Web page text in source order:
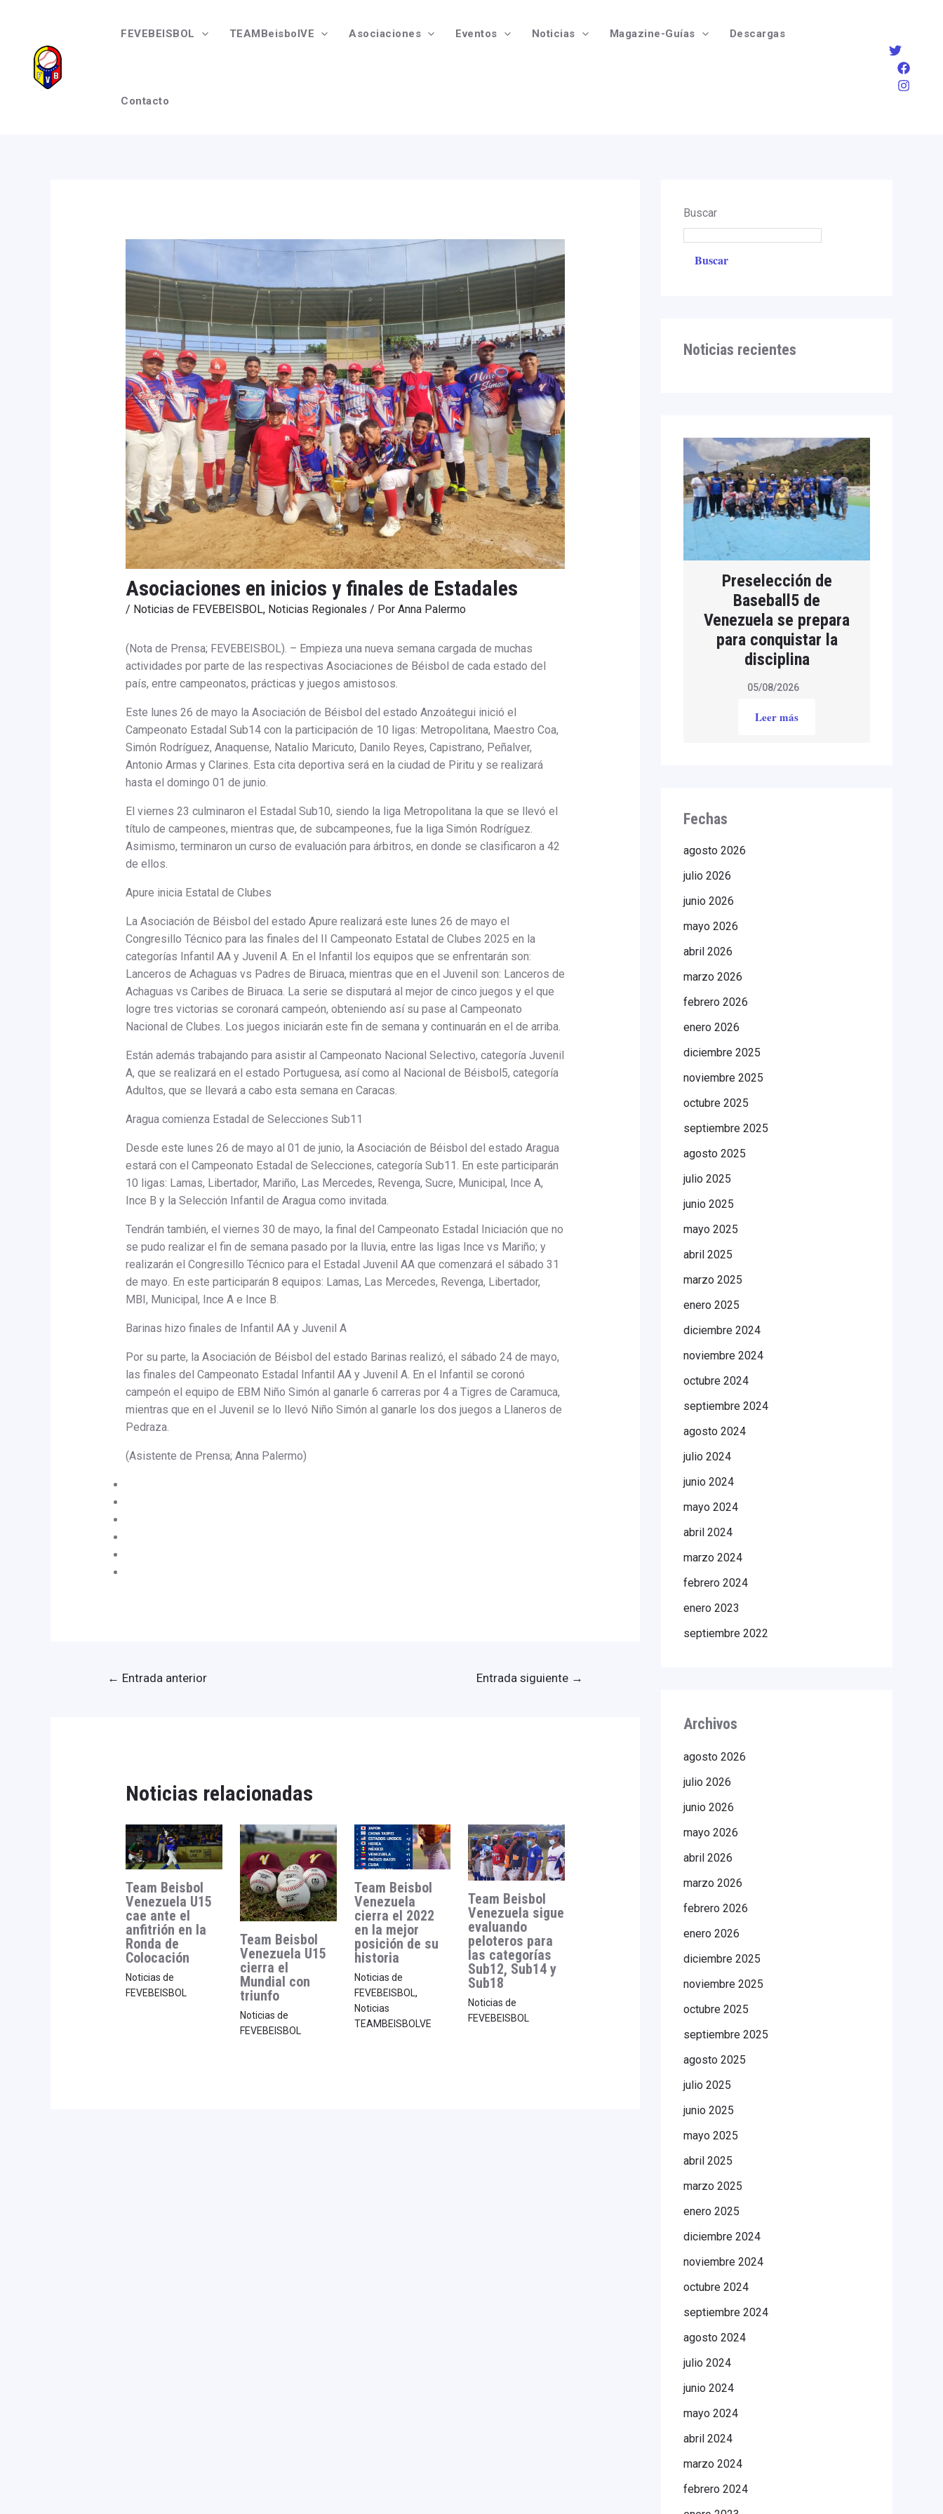
contenido
FEVEBEISBOL TEAMBeisbolVE Asociaciones Eventos Noticias Magazine-Guías Descargas
Contacto
Asociaciones en inicios y finales de Estadales
/ Noticias de FEVEBEISBOL, Noticias Regionales / Por Anna Palermo
(Nota de Prensa; FEVEBEISBOL). – Empieza una nueva semana cargada de muchas
actividades por parte de las respectivas Asociaciones de Béisbol de cada estado del
país, entre campeonatos, prácticas y juegos amistosos.
Este lunes 26 de mayo la Asociación de Béisbol del estado Anzoátegui inició el
Campeonato Estadal Sub14 con la participación de 10 ligas: Metropolitana, Maestro Coa,
Simón Rodríguez, Anaquense, Natalio Maricuto, Danilo Reyes, Capistrano, Peñalver,
Antonio Armas y Clarines. Esta cita deportiva será en la ciudad de Piritu y se realizará
hasta el domingo 01 de junio.
El viernes 23 culminaron el Estadal Sub10, siendo la liga Metropolitana la que se llevó el
título de campeones, mientras que, de subcampeones, fue la liga Simón Rodríguez.
Asimismo, terminaron un curso de evaluación para árbitros, en donde se clasificaron a 42
de ellos.
Apure inicia Estatal de Clubes
La Asociación de Béisbol del estado Apure realizará este lunes 26 de mayo el
Congresillo Técnico para las finales del II Campeonato Estatal de Clubes 2025 en la
categorías Infantil AA y Juvenil A. En el Infantil los equipos que se enfrentarán son:
Lanceros de Achaguas vs Padres de Biruaca, mientras que en el Juvenil son: Lanceros de
Achaguas vs Caribes de Biruaca. La serie se disputará al mejor de cinco juegos y el que
logre tres victorias se coronará campeón, obteniendo así su pase al Campeonato
Nacional de Clubes. Los juegos iniciarán este fin de semana y continuarán en el de arriba.
Están además trabajando para asistir al Campeonato Nacional Selectivo, categoría Juvenil
A, que se realizará en el estado Portuguesa, así como al Nacional de Béisbol5, categoría
Adultos, que se llevará a cabo esta semana en Caracas.
Aragua comienza Estadal de Selecciones Sub11
Desde este lunes 26 de mayo al 01 de junio, la Asociación de Béisbol del estado Aragua
estará con el Campeonato Estadal de Selecciones, categoría Sub11. En este participarán
10 ligas: Lamas, Libertador, Mariño, Las Mercedes, Revenga, Sucre, Municipal, Ince A,
Ince B y la Selección Infantil de Aragua como invitada.
Tendrán también, el viernes 30 de mayo, la final del Campeonato Estadal Iniciación que no
se pudo realizar el fin de semana pasado por la lluvia, entre las ligas Ince vs Mariño; y
realizarán el Congresillo Técnico para el Estadal Juvenil AA que comenzará el sábado 31
de mayo. En este participarán 8 equipos: Lamas, Las Mercedes, Revenga, Libertador,
MBI, Municipal, Ince A e Ince B.
Barinas hizo finales de Infantil AA y Juvenil A
Por su parte, la Asociación de Béisbol del estado Barinas realizó, el sábado 24 de mayo,
las finales del Campeonato Estadal Infantil AA y Juvenil A. En el Infantil se coronó
campeón el equipo de EBM Niño Simón al ganarle 6 carreras por 4 a Tigres de Caramuca,
mientras que en el Juvenil se lo llevó Niño Simón al ganarle los dos juegos a Llaneros de
Pedraza.
(Asistente de Prensa; Anna Palermo)
← Entrada anterior Entrada siguiente →
Noticias relacionadas
Team Beisbol
Venezuela U15
cae ante el
anfitrión en la
Ronda de
Colocación
Noticias de
FEVEBEISBOL
Team Beisbol
Venezuela U15
cierra el
Mundial con
triunfo
Noticias de
FEVEBEISBOL
Team Beisbol
Venezuela
cierra el 2022
en la mejor
posición de su
historia
Noticias de
FEVEBEISBOL,
Noticias
TEAMBEISBOLVE
Team Beisbol
Venezuela sigue
evaluando
peloteros para
las categorías
Sub12, Sub14 y
Sub18
Noticias de
FEVEBEISBOL
Buscar
Buscar
Noticias recientes
Preselección de
Baseball5 de
Venezuela se prepara
para conquistar la
disciplina
05/08/2026
Leer más
Fechas
agosto 2026
julio 2026
junio 2026
mayo 2026
abril 2026
marzo 2026
febrero 2026
enero 2026
diciembre 2025
noviembre 2025
octubre 2025
septiembre 2025
agosto 2025
julio 2025
junio 2025
mayo 2025
abril 2025
marzo 2025
enero 2025
diciembre 2024
noviembre 2024
octubre 2024
septiembre 2024
agosto 2024
julio 2024
junio 2024
mayo 2024
abril 2024
marzo 2024
febrero 2024
enero 2023
septiembre 2022
Archivos
agosto 2026
julio 2026
junio 2026
mayo 2026
abril 2026
marzo 2026
febrero 2026
enero 2026
diciembre 2025
noviembre 2025
octubre 2025
septiembre 2025
agosto 2025
julio 2025
junio 2025
mayo 2025
abril 2025
marzo 2025
enero 2025
diciembre 2024
noviembre 2024
octubre 2024
septiembre 2024
agosto 2024
julio 2024
junio 2024
mayo 2024
abril 2024
marzo 2024
febrero 2024